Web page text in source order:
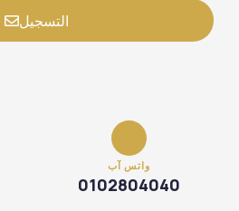
التسجيل
واتس آب
0102804040